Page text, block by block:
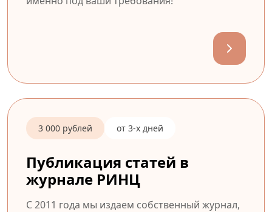
3 000 рублей от 3-х дней
Публикация статей в
журнале РИНЦ
С 2011 года мы издаем собственный журнал,